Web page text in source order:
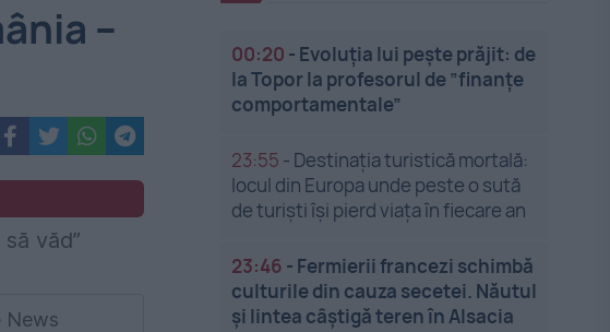
–
News
00:20 - Evoluția lui pește prăjit: de
la Topor la profesorul de ”finanțe
comportamentale”
23:55 - Destinația turistică mortală:
locul din Europa unde peste o sută
de turiști își pierd viața în fiecare an
23:46 - Fermierii francezi schimbă
culturile din cauza secetei. Năutul
și lintea câștigă teren în Alsacia